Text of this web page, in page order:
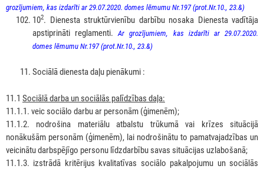
grozījumiem, kas izdarīti ar 29.07.2020. domes lēmumu Nr.197 (prot.Nr.10., 23.&)
102. Dienesta struktūrvienību darbību nosaka Dienesta vadītāja
apstiprināti reglamenti.Ar grozījumiem, kas izdarīti ar 29.07.2020.
domes lēmumu Nr.197 (prot.Nr.10., 23.&)
Sociālā dienesta daļu pienākumi :
11.1 Sociālā darba un sociālās palīdzības daļa:
11.1.1. veic sociālo darbu ar personām (ģimenēm);
11.1.2. nodrošina materiālu atbalstu trūkumā vai krīzes situācijā
nonākušām personām (ģimenēm), lai nodrošinātu to pamatvajadzības un
veicinātu darbspējīgo personu līdzdarbību savas situācijas uzlabošanā;
11.1.3. izstrādā kritērijus kvalitatīvas sociālo pakalpojumu un sociālās